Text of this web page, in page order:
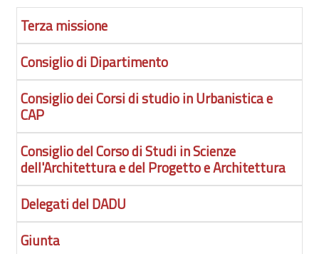
Terza missione
Consiglio di Dipartimento
Consiglio dei Corsi di studio in Urbanistica e
CAP
Consiglio del Corso di Studi in Scienze
dell'Architettura e del Progetto e Architettura
Delegati del DADU
Giunta